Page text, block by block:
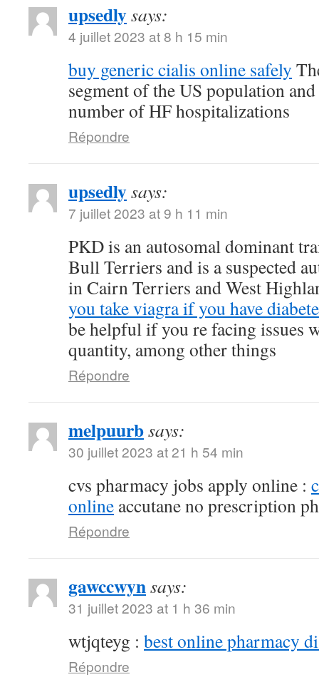
upsedlysays:
4 juillet 2023 at 8 h 15 min
buy generic cialis online safely
segment of the US population
number of HF hospitalizations
Répondre
upsedlysays:
7 juillet 2023 at 9 h 11 min
PKD is an autosomal dominant
Bull Terriers and is a suspected
in Cairn Terriers and West
you take viagra if you have
be helpful if you re facing issues
quantity, among other things
Répondre
melpuurbsays:
30 juillet 2023 at 21 h 54 min
cvs pharmacy jobs apply online :
online accutane no prescription
Répondre
gawccwynsays:
31 juillet 2023 at 1 h 36 min
wtjqteyg : best online pharmacy
Répondre